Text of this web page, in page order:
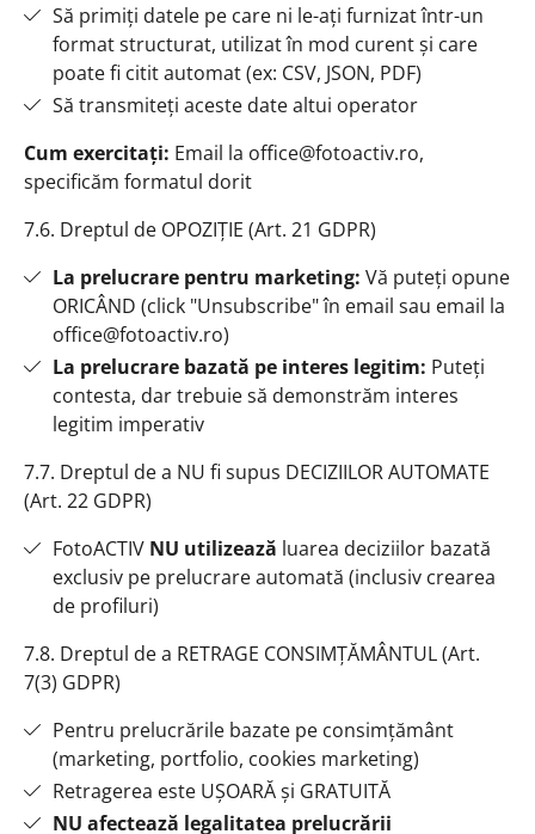
Să primiți datele pe care ni le-ați furnizat într-un
format structurat, utilizat în mod curent și care
poate fi citit automat (ex: CSV, JSON, PDF)
Să transmiteți aceste date altui operator
Cum exercitați: Email la office@fotoactiv.ro,
specificăm formatul dorit
7.6. Dreptul de OPOZIȚIE (Art. 21 GDPR)
La prelucrare pentru marketing: Vă puteți opune
ORICÂND (click "Unsubscribe" în email sau email la
office@fotoactiv.ro)
La prelucrare bazată pe interes legitim: Puteți
contesta, dar trebuie să demonstrăm interes
legitim imperativ
7.7. Dreptul de a NU fi supus DECIZIILOR AUTOMATE
(Art. 22 GDPR)
FotoACTIV NU utilizează luarea deciziilor bazată
exclusiv pe prelucrare automată (inclusiv crearea
de profiluri)
7.8. Dreptul de a RETRAGE CONSIMȚĂMÂNTUL (Art.
7(3) GDPR)
Pentru prelucrările bazate pe consimțământ
(marketing, portfolio, cookies marketing)
Retragerea este UȘOARĂ și GRATUITĂ
NU afectează legalitatea prelucrării